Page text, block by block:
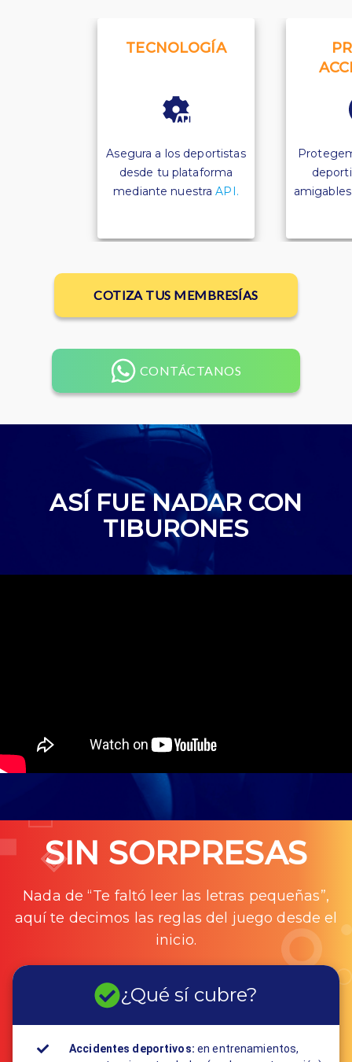
TECNOLOGÍA
Asegura a los deportistas
desde tu plataforma
mediante nuestraAPI.
COTIZA TUS MEMBRESÍAS
CONTÁCTANOS
ASÍ FUE NADAR CON
TIBURONES
SIN SORPRESAS
Nada de “Te faltó leer las letras pequeñas”,
aquí te decimos las reglas del juego desde el
inicio.
¿Qué sí cubre?
Accidentes deportivos: en entrenamientos,